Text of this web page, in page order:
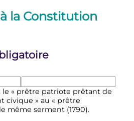
la Constitution
le « prêtre patriote prêtant de
civique » au « prêtre
même serment (1790).